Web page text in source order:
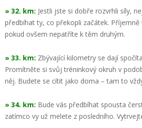
» 32. km: Jestli jste si dobře rozvrhli síly,
předbíhat ty, co překopli začátek. Příjemně
pokud ovšem nepatříte k těm druhým.
» 33. km: Zbývající kilometry se dají
Promítněte si svůj tréninkový okruh v
něj. Budete se cítit jako doma – tam to
» 34. km: Bude vás předbíhat spousta
zatímco vy už melete z posledního.